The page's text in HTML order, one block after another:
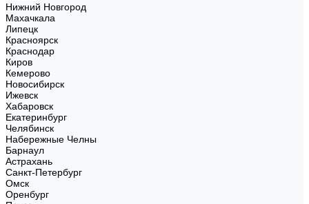
Нижний Новгород
Махачкала
Липецк
Красноярск
Краснодар
Киров
Кемерово
Новосибирск
Ижевск
Хабаровск
Екатеринбург
Челябинск
Набережные Челны
Барнаул
Астрахань
Санкт-Петербург
Омск
Оренбург